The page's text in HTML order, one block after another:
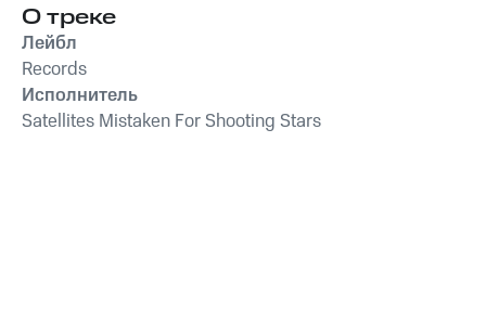
О треке
Лейбл
Records
Исполнитель
Satellites Mistaken For Shooting Stars